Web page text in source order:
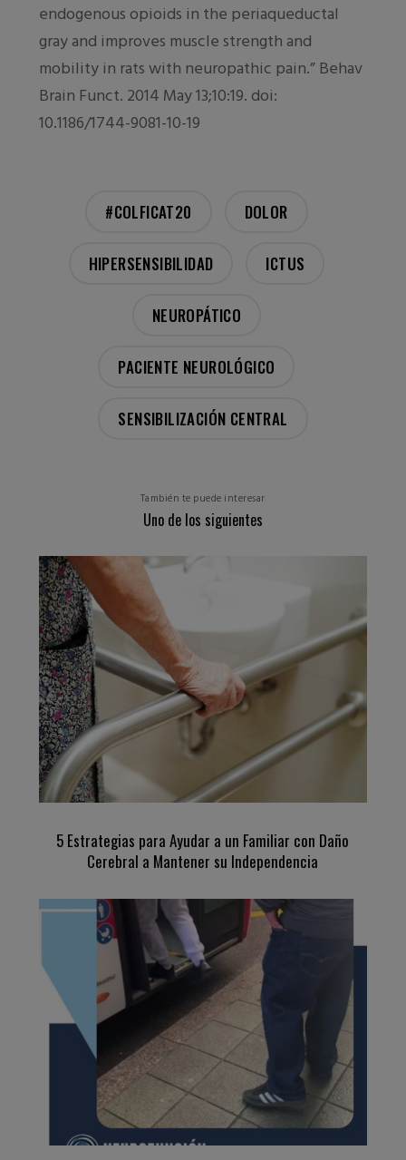
endogenous opioids in the periaqueductal
gray and improves muscle strength and
mobility in rats with neuropathic pain.” Behav
Brain Funct. 2014 May 13;10:19. doi:
10.1186/1744-9081-10-19
#COLFICAT20 DOLOR
HIPERSENSIBILIDAD ICTUS
NEUROPÁTICO
PACIENTE NEUROLÓGICO
SENSIBILIZACIÓN CENTRAL
También te puede interesar
Uno de los siguientes
5 Estrategias para Ayudar a un Familiar con Daño
Cerebral a Mantener su Independencia